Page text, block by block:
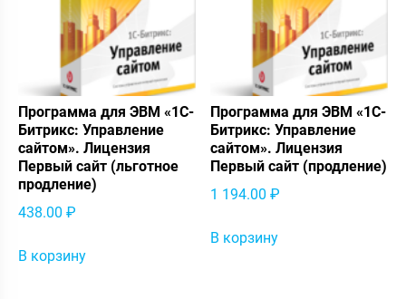
Программа для ЭВМ «1С-
Битрикс: Управление
сайтом». Лицензия
Первый сайт (льготное
продление)
438.00 ₽
В корзину
Программа для ЭВМ «1С-
Битрикс: Управление
сайтом». Лицензия
Первый сайт (продление)
1 194.00₽
В корзину